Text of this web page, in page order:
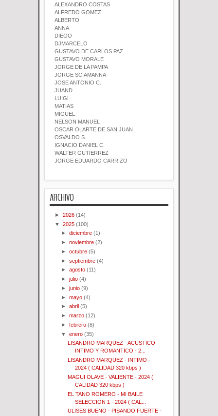
ALEXANDRO COSTAS
ALFREDO GOMEZ
ALBERTO
ANNA
DIEGO
DJMARCELO
GUSTAVO DE CARLOS PAZ
GUSTAVO MORALE
JORGE DE LA PAMPA
JORGE SCIAMANNA
JOSE ANTONIO C.
JUAND
LUIGI
MATIAS
MIGUEL
NELSON MANUEL
OSCAR OLARTE DE SAN JUAN
OSVALDO S.
IGNACIO DANIEL C.
WALTER GUTIERREZ
JORGE EDUARDO CARRIZO
ARCHIVO
► 2026 (14)
▼ 2025 (100)
►diciembre (1)
►noviembre (2)
►octubre (5)
►septiembre (4)
►agosto (11)
►julio (4)
►junio (9)
►mayo (4)
►abril (5)
►marzo (12)
►febrero (8)
▼enero (35)
LISANDRO MARQUEZ - ACUSTICO
INTIMO Y ROMANTICO - 2...
LISANDRO MARQUEZ - INTIMO -
2024 ( CALIDAD 320 kbps )
MAGUI OLAVE - VALIENTE - 2024 (
CALIDAD 320 kbps )
EL TANO ROMERO - MI BAILE
SELECCION 1 - 2024 ( CAL...
ULISES BUENO - PISANDO FUERTE -